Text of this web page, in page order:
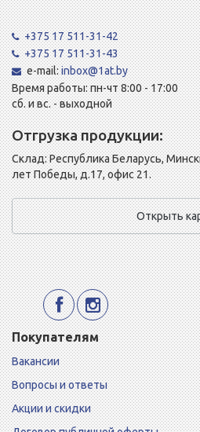
+375 17 511-31-42
+375 17 511-31-43
e-mail:inbox@1at.by
Время работы: пн-чт 8:00 - 17:00
сб. и вс. - выходной
Отгрузка продукции:
Склад: Республика Беларусь,
лет Победы, д.17, офис 21.
Открыть
Покупателям
Вакансии
Вопросы и ответы
Акции и скидки